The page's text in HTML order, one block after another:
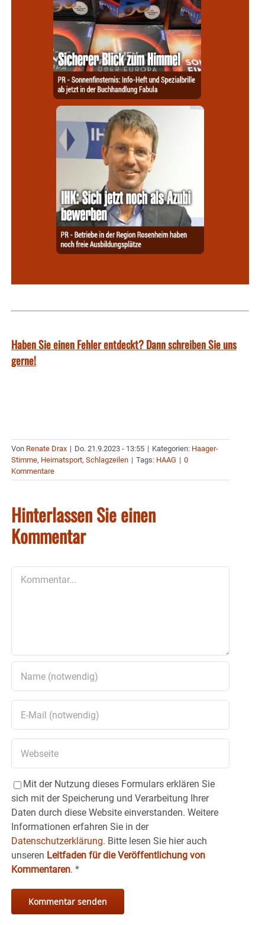
Haben Sie einen Fehler entdeckt? Dann schreiben Sie uns
gerne!
Von Renate Drax | Do. 21.9.2023 - 13:55 | Kategorien: Haager-
Stimme, Heimatsport, Schlagzeilen | Tags: HAAG | 0
Kommentare
Hinterlassen Sie einen
Kommentar
Mit der Nutzung dieses Formulars erklären Sie
sich mit der Speicherung und Verarbeitung Ihrer
Daten durch diese Website einverstanden. Weitere
Informationen erfahren Sie in der
Datenschutzerklärung. Bitte lesen Sie hier auch
unseren Leitfaden für die Veröffentlichung von
Kommentaren. *